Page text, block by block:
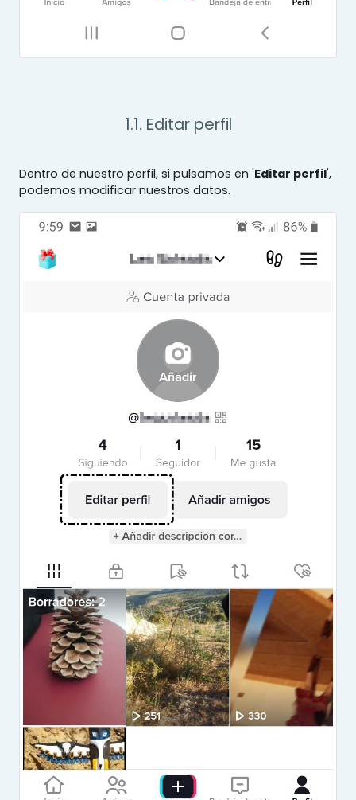
1.1. Editar perfil
Dentro de nuestro perfil, si pulsamos en 'Editar perfil',
podemos modificar nuestros datos.